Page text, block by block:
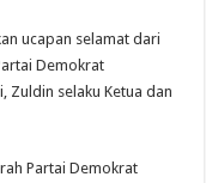
ucapan selamat dari
Demokrat
Zuldin selaku Ketua dan
Partai Demokrat